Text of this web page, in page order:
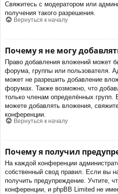
Свяжитесь с модератором или
получения такого разрешения.
Вернуться к началу
Почему я не могу
Право добавления вложений может
форума, группы или пользователя.
может не разрешить добавление
форумах. Также возможно, что
только членам определённых групп.
можете добавлять вложения,
конференции.
Вернуться к началу
Почему я получил
На каждой конференции
собственный свод правил. Если вы
получить предупреждение. Учтите,
конференции, и phpBB Limited не